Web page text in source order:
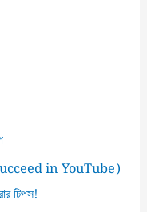
succeed in YouTube)
টিপস!